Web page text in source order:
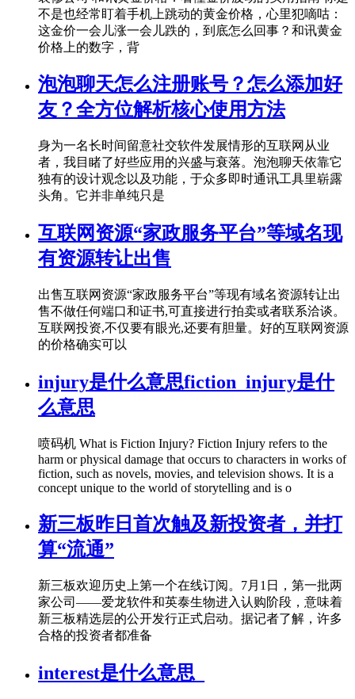
不是也经常盯着手机上跳动的黄金价格，心里犯嘀咕：
这金价一会儿涨一会儿跌的，到底怎么回事？和讯黄金
价格上的数字，背
泡泡聊天怎么注册账号？怎么添加好
友？全方位解析核心使用方法
身为一名长时间留意社交软件发展情形的互联网从业
者，我目睹了好些应用的兴盛与衰落。泡泡聊天依靠它
独有的设计观念以及功能，于众多即时通讯工具里崭露
头角。它并非单纯只是
互联网资源“家政服务平台”等域名现
有资源转让出售
出售互联网资源“家政服务平台”等现有域名资源转让出
售不做任何端口和证书,可直接进行拍卖或者联系洽谈。
互联网投资,不仅要有眼光,还要有胆量。好的互联网资源
的价格确实可以
injury是什么意思fiction_injury是什
么意思
喷码机 What is Fiction Injury? Fiction Injury refers to the
harm or physical damage that occurs to characters in works of
fiction, such as novels, movies, and television shows. It is a
concept unique to the world of storytelling and is o
新三板昨日首次触及新投资者，并打
算“流通”
新三板欢迎历史上第一个在线订阅。7月1日，第一批两
家公司——爱龙软件和英泰生物进入认购阶段，意味着
新三板精选层的公开发行正式启动。据记者了解，许多
合格的投资者都准备
interest是什么意思_